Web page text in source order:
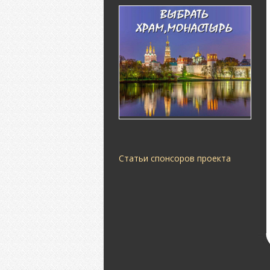
Статьи спонсоров проекта